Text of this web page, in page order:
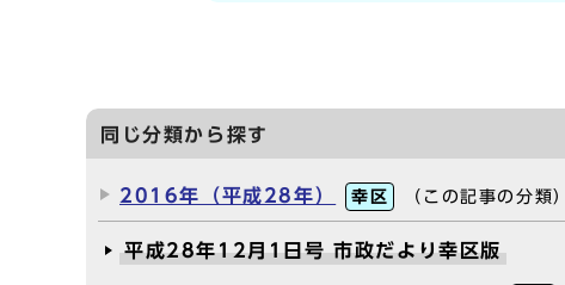
同じ分類から探す
2016年（平成28年） 幸区 （この記事の分類）
平成28年12月1日号 市政だより幸区版